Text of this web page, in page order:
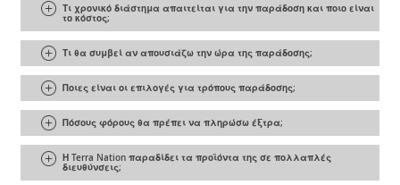
Τι χρονικό διάστημα απαιτείται για την παράδοση και ποιο είναι
το κόστος;
Τι θα συμβεί αν απουσιάζω την ώρα της παράδοσης;
Ποιες είναι οι επιλογές για τρόπους παράδοσης;
Πόσους φόρους θα πρέπει να πληρώσω έξτρα;
Η Terra Nation παραδίδει τα προϊόντα της σε πολλαπλές
διευθύνσεις;